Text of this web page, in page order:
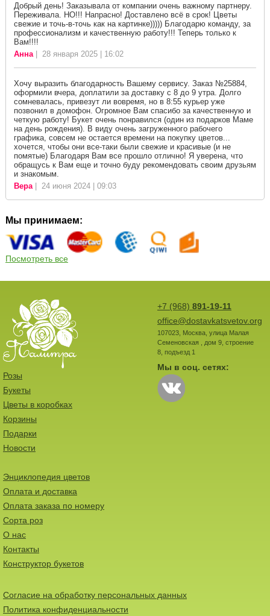
Добрый день! Заказывала от компании очень важному партнеру.
Переживала. НО!!! Напрасно! Доставлено всё в срок! Цветы
свежие и точь-в-точь как на картинке))))) Благодарю команду, за
профессионализм и качественную работу!!! Теперь только к
Вам!!!!
Анна| 28 января 2025 | 16:02
Хочу выразить благодарность Вашему сервису. Заказ №25884,
оформили вчера, доплатили за доставку с 8 до 9 утра. Долго
сомневалась, привезут ли вовремя, но в 8:55 курьер уже
позвонил в домофон. Огромное Вам спасибо за качественную и
четкую работу! Букет очень понравился (один из подарков Маме
на день рождения). В виду очень загруженного рабочего
графика, совсем не остается времени на покупку цветов...
хочется, чтобы они все-таки были свежие и красивые (и не
помятые) Благодаря Вам все прошло отлично! Я уверена, что
обращусь к Вам еще и точно буду рекомендовать своим друзьям
и знакомым.
Вера| 24 июня 2024 | 09:03
Мы принимаем:
Посмотреть все
+7 (968) 891-19-11
office@dostavkatsvetov.org
107023, Москва, улица Малая
Семеновская , дом 9, строение
8, подъезд 1
Мы в соц. сетях:
Розы
Букеты
Цветы в коробках
Корзины
Подарки
Новости
Энциклопедия цветов
Оплата и доставка
Оплата заказа по номеру
Сорта роз
О нас
Контакты
Конструктор букетов
Согласие на обработку персональных данных
Политика конфиденциальности